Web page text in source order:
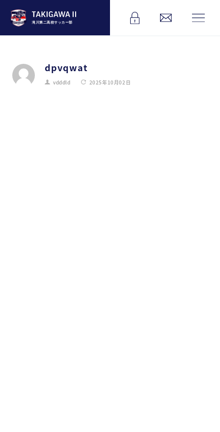
滝川第二高校サッカー部
dpvqwat
vdddld 2025年10月02日